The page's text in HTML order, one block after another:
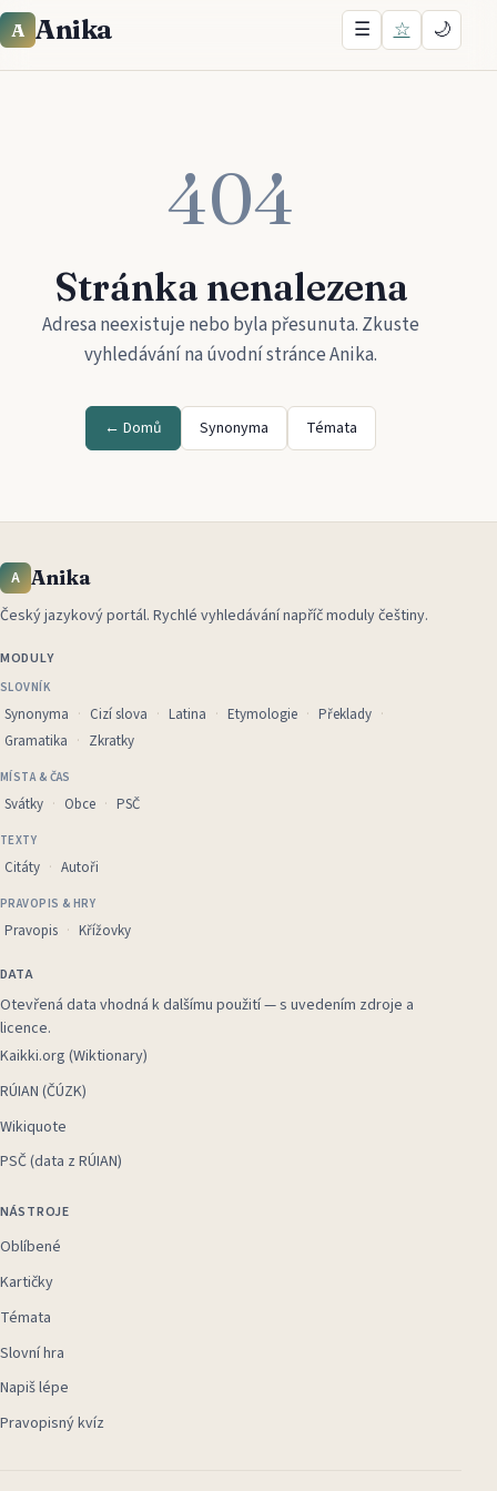
A Anika ☰ ☆ 🌙
404
Stránka nenalezena
Adresa neexistuje nebo byla přesunuta. Zkuste
vyhledávání na úvodní stránceAnika.
← Domů Synonyma Témata
A Anika
Český jazykový portál. Rychlé vyhledávání napříč moduly češtiny.
MODULY
SLOVNÍK
Synonyma Cizí slova Latina Etymologie
Překlady
Gramatika
Zkratky
MÍSTA & ČAS
Svátky Obce PSČ
TEXTY
Citáty Autoři
PRAVOPIS & HRY
Pravopis Křížovky
DATA
Otevřená data vhodná k dalšímu použití — s uvedením zdroje a
licence.
Kaikki.org (Wiktionary)
RÚIAN (ČÚZK)
Wikiquote
PSČ (data z RÚIAN)
NÁSTROJE
Oblíbené
Kartičky
Témata
Slovní hra
Napiš lépe
Pravopisný kvíz